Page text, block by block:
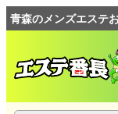
青森のメンズエステ